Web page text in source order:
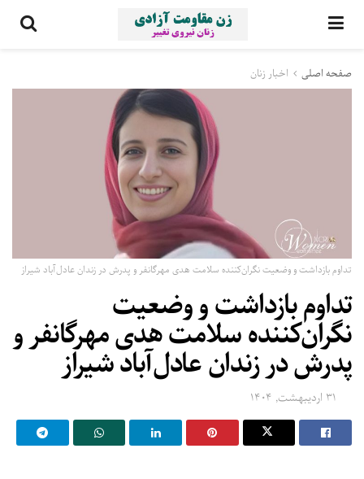
صفحه اصلی اخبار زنان
تداوم بازداشت و وضعیت نگران‌کننده سلامت هدی مهرگانفر و پدرش در زندان عادل‌آباد شیراز
تداوم بازداشت و وضعیت
نگران‌کننده سلامت هدی مهرگانفر و
پدرش در زندان عادل‌آباد شیراز
۳۱ اردیبهشت, ۱۴۰۴